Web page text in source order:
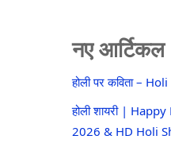
नए आर्टिकल
होली पर कविता –
होली शायरी |
2026 & HD Holi